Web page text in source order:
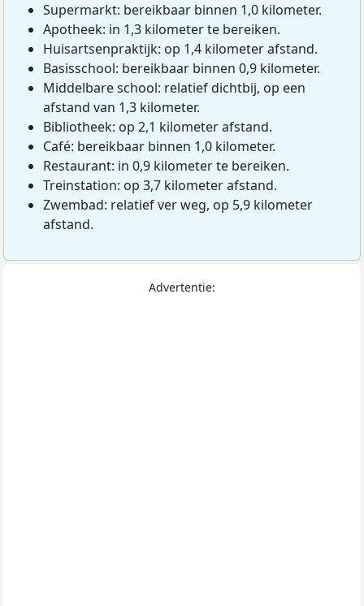
Supermarkt: bereikbaar binnen 1,0 kilometer.
Apotheek: in 1,3 kilometer te bereiken.
Huisartsenpraktijk: op 1,4 kilometer afstand.
Basisschool: bereikbaar binnen 0,9 kilometer.
Middelbare school: relatief dichtbij, op een
afstand van 1,3 kilometer.
Bibliotheek: op 2,1 kilometer afstand.
Café: bereikbaar binnen 1,0 kilometer.
Restaurant: in 0,9 kilometer te bereiken.
Treinstation: op 3,7 kilometer afstand.
Zwembad: relatief ver weg, op 5,9 kilometer
afstand.
Advertentie: